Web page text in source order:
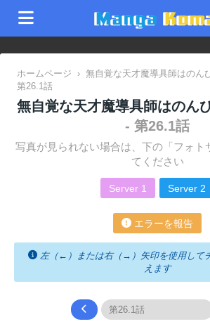
ホームページ › 無自覚な天才魔導具師はのん
第26.1話
無自覚な天才魔導具師はのん
- 第26.1話
写真が見られない場合は、下の「フォト
てください
Server 1 Server 2
エラーを報告
左（←）または右（→）矢印を使用して
えます